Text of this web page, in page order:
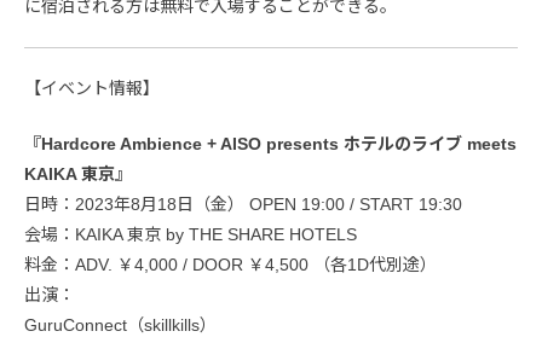
に宿泊される方は無料で入場することができる。
【イベント情報】
『Hardcore Ambience + AISO presents ホテルのライブ meets
KAIKA 東京』
日時：2023年8月18日（金） OPEN 19:00 / START 19:30
会場：KAIKA 東京 by THE SHARE HOTELS
料金：ADV. ￥4,000 / DOOR ￥4,500 （各1D代別途）
出演：
GuruConnect（skillkills）